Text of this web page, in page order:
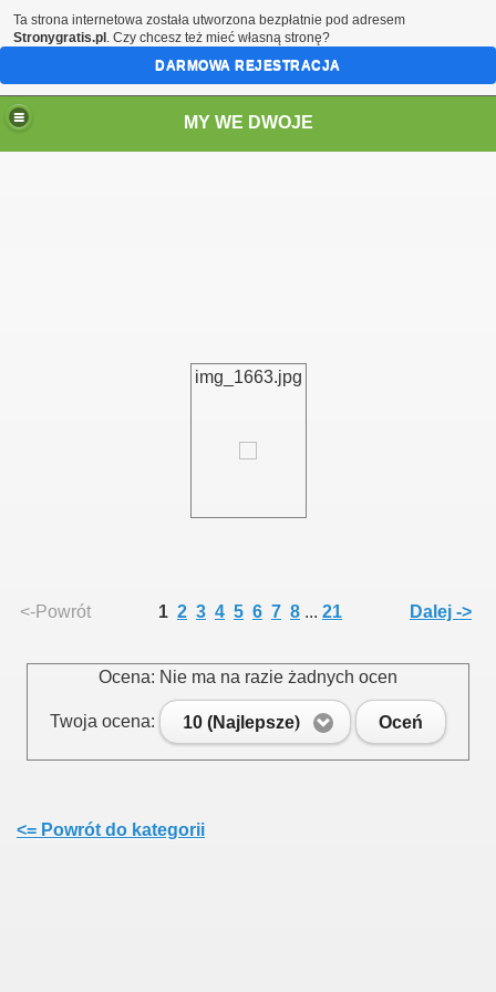
MY WE DWOJE
img_1663.jpg
<-Powrót 1 2 3 4 5 6 7 8 ... 21 Dalej ->
Ocena: Nie ma na razie żadnych ocen
Twoja ocena: 10 (Najlepsze) Oceń
<= Powrót do kategorii
Ta strona internetowa została utworzona bezpłatnie pod adresem
Stronygratis.pl . Czy chcesz też mieć własną stronę?
DARMOWA REJESTRACJA